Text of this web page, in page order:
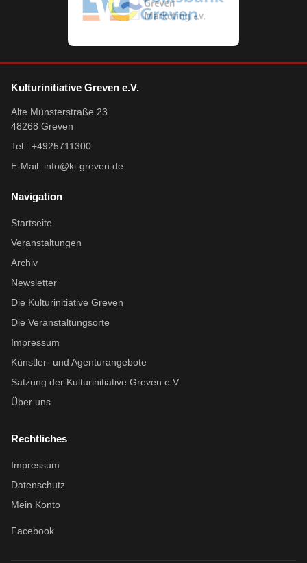
Kulturinitiative Greven e.V.
Alte Münsterstraße 23
48268 Greven
Tel.: +4925711300
E-Mail: info@ki-greven.de
Navigation
Startseite
Veranstaltungen
Archiv
Newsletter
Die Kulturinitiative Greven
Die Veranstaltungsorte
Impressum
Künstler- und Agenturangebote
Satzung der Kulturinitiative Greven e.V.
Über uns
Rechtliches
Impressum
Datenschutz
Mein Konto
Facebook